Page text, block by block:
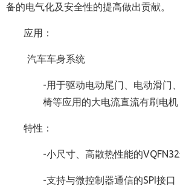
备的电气化及安全性的提高做出贡献。
应用：
汽车车身系统
-用于驱动电动尾门、电动滑门
椅等应用的大电流直流有刷电机
特性：
-小尺寸、高散热性能的
-支持与微控制器通信的SPI接口